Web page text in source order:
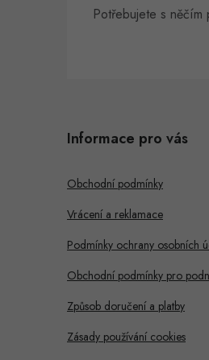
Potřebujete s něčím
Informace pro vás
Obchodní podmínky
Vrácení a reklamace
Podmínky ochrany osobních
Obchodní podmínky pro
Způsob doručení a platby
Zásady používání cookies